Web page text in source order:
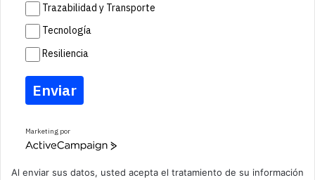
Trazabilidad y Transporte
Tecnología
Resiliencia
Enviar
Marketing por
A
Al enviar sus datos, usted acepta el tratamiento de su información